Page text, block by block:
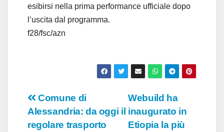
esibirsi nella prima performance ufficiale dopo
l’uscita dal programma.
f28/fsc/azn
Navigazione
articoli
Webuild ha
inaugurato in
Etiopia la più
Comune di
Alessandria: da oggi il
regolare trasporto